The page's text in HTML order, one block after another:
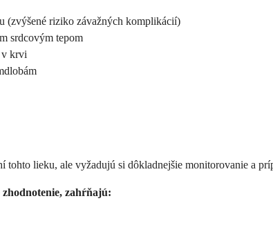
(zvýšené riziko závažných komplikácií)
srdcovým tepom
v krvi
lieku, ale vyžadujú si dôkladnejšie monitorovanie a
zahŕňajú: